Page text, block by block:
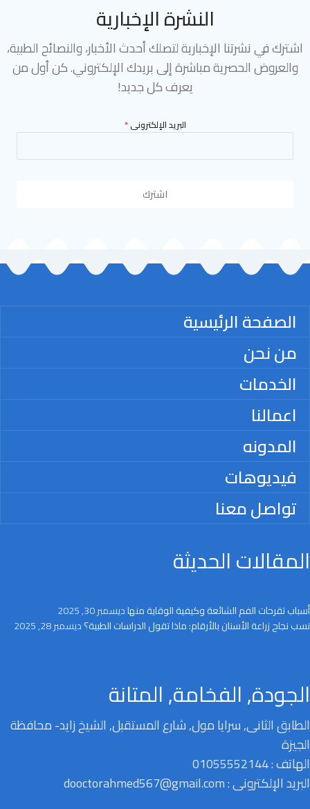
النشرة الإخبارية
اشترك في نشرتنا الإخبارية لتصلك أحدث الأخبار، والنصائح الطبية،
والعروض الحصرية مباشرة إلى بريدك الإلكتروني. كن أول من
يعرف كل جديد!
البريد الإلكترونى*
اشترك
الصفحة الرئيسية
من نحن
الخدمات
اعمالنا
المدونه
فيديوهات
تواصل معنا
المقالات الحديثة
أسباب تقرحات الفم الشائعة وكيفية الوقاية منهاديسمبر 30, 2025
نسب نجاح زراعة الأسنان بالأرقام: ماذا تقول الدراسات الطبية؟ديسمبر 28, 2025
الجودة, الفخامة, المتانة
الطابق الثانى, سرايا مول, شارع المستقبل, الشيخ زايد- محافظة
الجيزة
الهاتف : 01055552144
البريد الإلكترونى : dooctorahmed567@gmail.com